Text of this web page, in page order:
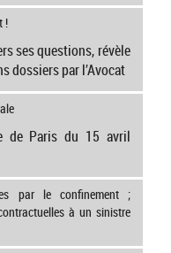
!
ses questions, révèle
dossiers par l’Avocat
de Paris du 15 avril
par le confinement ;
à un sinistre